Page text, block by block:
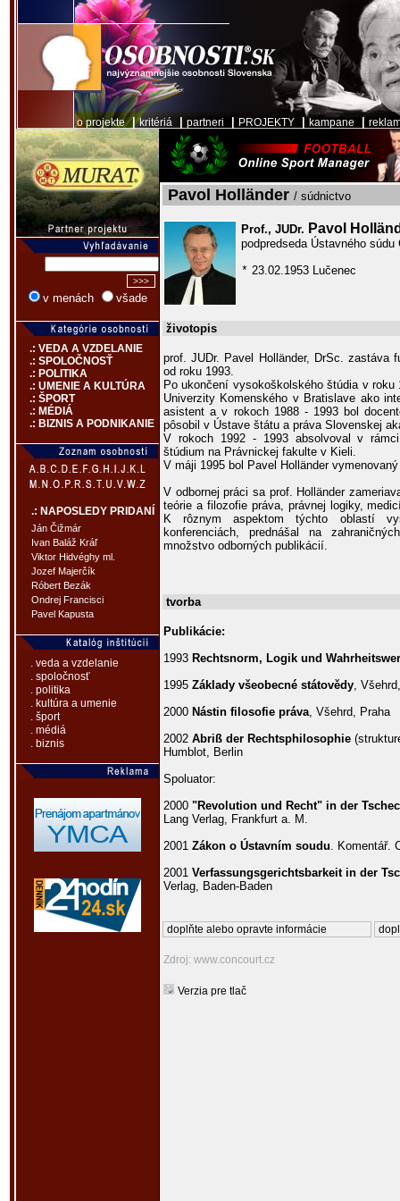
o projekte|kritériá partneri PROJEKTY kampane
v menách všade
.: VEDA A VZDELANIE
.: SPOLOČNOSŤ
.: POLITIKA
.: UMENIE A KULTÚRA
.: ŠPORT
.: MÉDIÁ
.: BIZNIS A PODNIKANIE
.: NAPOSLEDY PRIDANÍ
Ján Čižmár
Ivan Baláž Kráľ
Viktor Hidvéghy ml.
Jozef Majerčík
Róbert Bezák
Ondrej Francisci
Pavel Kapusta
. veda a vzdelanie
. spoločnosť
. politika
. kultúra a umenie
. šport
. médiá
. biznis
Pavol Holländer / súdnictvo
Prof., JUDr. Pavol
podpredseda Ústavného súdu
* 23.02.1953 Lučenec
životopis
prof. JUDr. Pavel Holländer, DrSc. zastáva
od roku 1993.
Po ukončení vysokoškolského štúdia v
Univerzity Komenského v Bratislave ako
asistent a v rokoch 1988 - 1993 bol
pôsobil v Ústave štátu a práva Slovenskej
V rokoch 1992 - 1993 absolvoval v rámci
štúdium na Právnickej fakulte v Kieli.
V máji 1995 bol Pavel Holländer
V odbornej práci sa prof. Holländer
teórie a filozofie práva, právnej logiky,
K rôznym aspektom týchto oblastí
konferenciách, prednášal na
množstvo odborných publikácií.
tvorba
Publikácie:
1993 Rechtsnorm, Logik und
1995 Základy všeobecné státovědy,
2000 Nástin filosofie práva, Všehrd, Praha
2002 Abriß der Rechtsphilosophie
Humblot, Berlin
Spoluator:
2000 "Revolution und Recht" in der
Lang Verlag, Frankfurt a. M.
2001 Zákon o Ústavním soudu. Komentář.
2001 Verfassungsgerichtsbarkeit in der
Verlag, Baden-Baden
doplňte alebo opravte informácie
Zdroj: www.concourt.cz
Verzia pre tlač